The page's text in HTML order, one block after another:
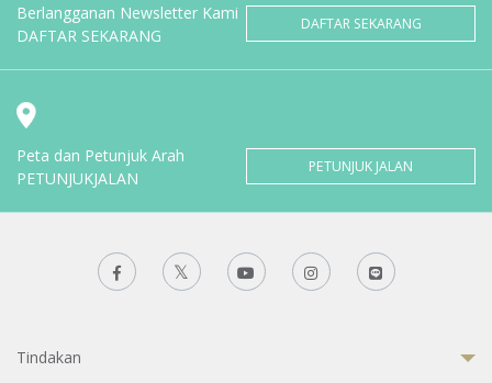
Berlangganan Newsletter Kami
DAFTAR SEKARANG
DAFTAR SEKARANG
Peta dan Petunjuk Arah
PETUNJUKJALAN
PETUNJUK JALAN
Tindakan